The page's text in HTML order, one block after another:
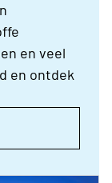
en veel
en ontdek